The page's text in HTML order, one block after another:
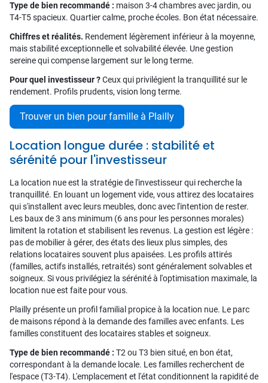
Type de bien recommandé : maison 3-4 chambres avec jardin, ou
T4-T5 spacieux. Quartier calme, proche écoles. Bon état nécessaire.
Chiffres et réalités. Rendement légèrement inférieur à la moyenne,
mais stabilité exceptionnelle et solvabilité élevée. Une gestion
sereine qui compense largement sur le long terme.
Pour quel investisseur ?Ceux qui privilégient la tranquillité sur le
rendement. Profils prudents, vision long terme.
Trouver un bien pour famille à Plailly
Location longue durée : stabilité et
sérénité pour l'investisseur
La location nue est la stratégie de l'investisseur qui recherche la
tranquillité. En louant un logement vide, vous attirez des locataires
qui s'installent avec leurs meubles, donc avec l'intention de rester.
Les baux de 3 ans minimum (6 ans pour les personnes morales)
limitent la rotation et stabilisent les revenus. La gestion est légère :
pas de mobilier à gérer, des états des lieux plus simples, des
relations locataires souvent plus apaisées. Les profils attirés
(familles, actifs installés, retraités) sont généralement solvables et
soigneux. Si vous privilégiez la sérénité à l'optimisation maximale, la
location nue est faite pour vous.
Plailly présente un profil familial propice à la location nue. Le parc
de maisons répond à la demande des familles avec enfants. Les
familles constituent des locataires stables et soigneux.
Type de bien recommandé : T2 ou T3 bien situé, en bon état,
correspondant à la demande locale. Les familles recherchent de
l'espace (T3-T4). L'emplacement et l'état conditionnent la rapidité de